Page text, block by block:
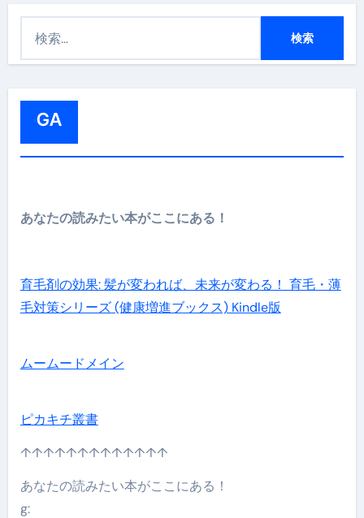
GA
あなたの読みたい本がここにある！
育毛剤の効果: 髪が変われば、未来が変わる！ 育毛・薄
毛対策シリーズ (健康増進ブックス) Kindle版
ムームードメイン
ピカキチ叢書
↑↑↑↑↑↑↑↑↑↑↑↑↑
あなたの読みたい本がここにある！
g: